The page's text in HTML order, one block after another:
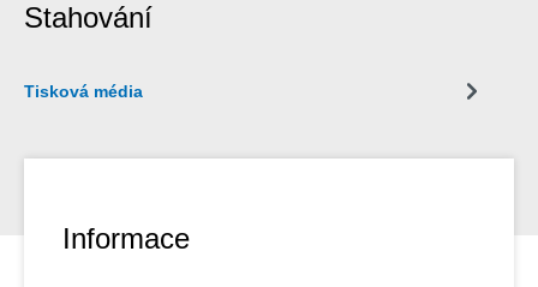
Stahování
Tisková média
Informace